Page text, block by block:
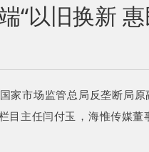
旧换新 惠
市场监管总局反垄断局原
主任闫付玉，海惟传媒董